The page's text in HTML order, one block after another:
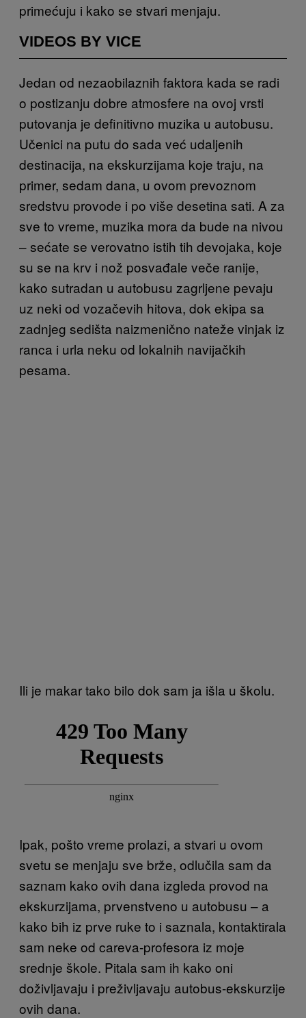
primećuju i kako se stvari menjaju.
VIDEOS BY VICE
Jedan od nezaobilaznih faktora kada se radi
o postizanju dobre atmosfere na ovoj vrsti
putovanja je definitivno muzika u autobusu.
Učenici na putu do sada već udaljenih
destinacija, na ekskurzijama koje traju, na
primer, sedam dana, u ovom prevoznom
sredstvu provode i po više desetina sati. A za
sve to vreme, muzika mora da bude na nivou
– sećate se verovatno istih tih devojaka, koje
su se na krv i nož posvađale veče ranije,
kako sutradan u autobusu zagrljene pevaju
uz neki od vozačevih hitova, dok ekipa sa
zadnjeg sedišta naizmenično nateže vinjak iz
ranca i urla neku od lokalnih navijačkih
pesama.
Ili je makar tako bilo dok sam ja išla u školu.
Ipak, pošto vreme prolazi, a stvari u ovom
svetu se menjaju sve brže, odlučila sam da
saznam kako ovih dana izgleda provod na
ekskurzijama, prvenstveno u autobusu – a
kako bih iz prve ruke to i saznala, kontaktirala
sam neke od careva-profesora iz moje
srednje škole. Pitala sam ih kako oni
doživljavaju i preživljavaju autobus-ekskurzije
ovih dana.